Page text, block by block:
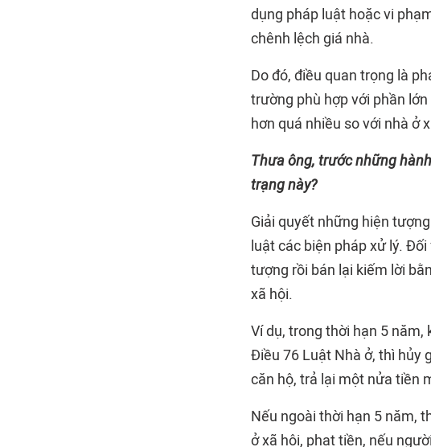
dụng pháp luật hoặc vi
chênh lệch giá nhà.
Do đó, điều quan trọng là
trường phù hợp với phần
hơn quá nhiều so với nhà ở
Thưa ông, trước những
trạng này?
Giải quyết những hiện
luật các biện pháp xử lý.
tượng rồi bán lại kiếm lời
xã hội.
Ví dụ, trong thời hạn 5
Điều 76 Luật Nhà ở, thì hủy
căn hộ, trả lại một nửa tiền
Nếu ngoài thời hạn 5 năm,
ở xã hội, phạt tiền, nếu